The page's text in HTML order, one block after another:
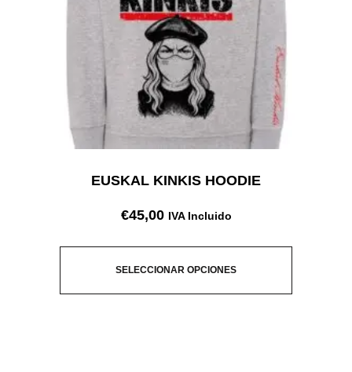
EUSKAL KINKIS HOODIE
€45,00 IVA Incluido
SELECCIONAR OPCIONES